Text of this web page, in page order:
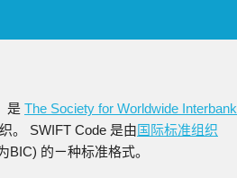
是 The Society for Worldwide Interbank
。 SWIFT Code 是由国际标准组织
的ㄧ种标准格式。